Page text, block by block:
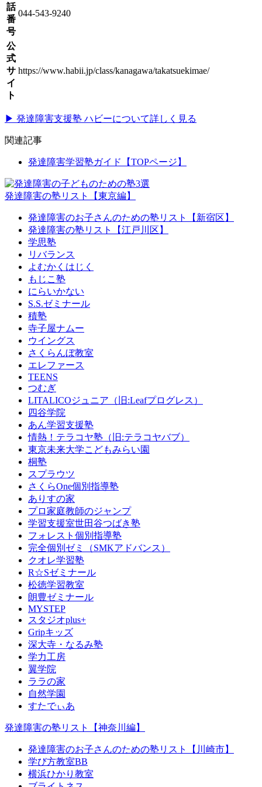
話
番
号
044-543-9240
公
式
サ
イ
ト
https://www.habii.jp/class/kanagawa/takatsuekimae/
▶ 発達障害支援塾 ハビーについて詳しく見る
関連記事
発達障害学習塾ガイド【TOPページ】
発達障害の塾リスト【東京編】
発達障害のお子さんのための塾リスト【新宿区】
発達障害の塾リスト【江戸川区】
学思塾
リバランス
よむかくはじく
もじこ塾
にらいかない
S.S.ゼミナール
積塾
寺子屋ナムー
ウイングス
さくらんぼ教室
エレファース
TEENS
つむぎ
LITALICOジュニア（旧:Leafプログレス）
四谷学院
あん学習支援塾
情熱！テラコヤ塾（旧:テラコヤバブ）
東京未来大学こどもみらい園
桐塾
スプラウツ
さくらOne個別指導塾
ありすの家
プロ家庭教師のジャンプ
学習支援室世田谷つばき塾
フォレスト個別指導塾
完全個別ゼミ（SMKアドバンス）
クオレ学習塾
R☆Sゼミナール
松徳学習教室
朗豊ゼミナール
MYSTEP
スタジオplus+
Gripキッズ
深大寺・なるみ塾
学力工房
翼学院
ララの家
自然学園
すたでぃあ
発達障害の塾リスト【神奈川編】
発達障害のお子さんのための塾リスト【川崎市】
学び方教室BB
横浜ひかり教室